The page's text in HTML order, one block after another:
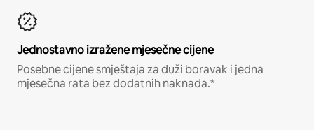
Jednostavno izražene mjesečne cijene
Posebne cijene smještaja za duži boravak i jedna
mjesečna rata bez dodatnih naknada.*